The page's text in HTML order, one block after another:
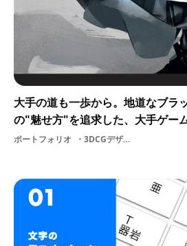
大手の道も一歩から。地道なブラ
の"魅せ方"を追求した、大手ゲー
ポートフォリオ 3DCGデザイナー3DCG背景デザイナー